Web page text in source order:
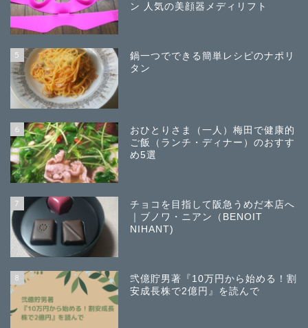
ン 人気の美顔器メディリフト
5
鍋一つでできる簡単レシピのナポリ
タン
6
おひとりさま（一人）梅田で健康的
ご飯（ランチ・ディナー）のおすす
め5選
7
チョコを目指して阪急うめだ本店へ
｜ブノワ・ニアン（BENOIT
NIHANT)
8
弐億貯男著『10万円から始める！割
安成長株で2億円』を読んで